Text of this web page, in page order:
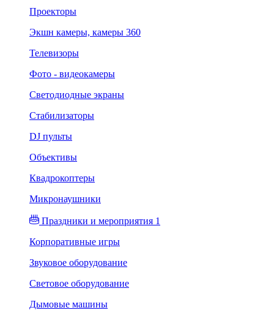
Проекторы
Экшн камеры, камеры 360
Телевизоры
Фото - видеокамеры
Светодиодные экраны
Стабилизаторы
DJ пульты
Объективы
Квадрокоптеры
Микронаушники
Праздники и мероприятия 1
Корпоративные игры
Звуковое оборудование
Световое оборудование
Дымовые машины